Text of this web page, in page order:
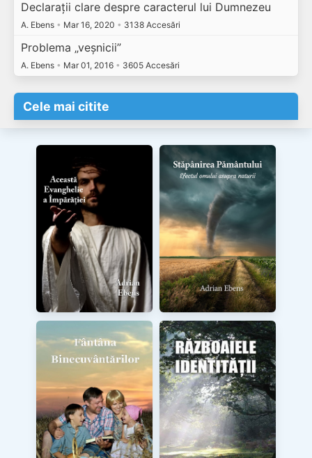
Declarații clare despre caracterul lui Dumnezeu
A. Ebens • Mar 16, 2020 • 3138 Accesări
Problema „veșnicii”
A. Ebens • Mar 01, 2016 • 3605 Accesări
Cele mai citite